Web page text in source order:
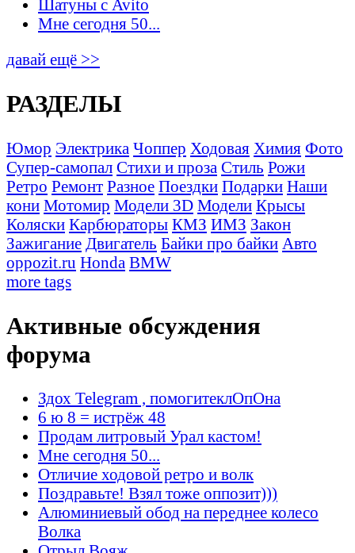
Шатуны с Avito
Мне сегодня 50...
давай ещё >>
РАЗДЕЛЫ
Юмор Электрика Чоппер Ходовая Химия Фото
Супер-самопал Стихи и проза Стиль Рожи
Ретро Ремонт Разное Поездки Подарки Наши
кони Мотомир Модели 3D Модели Крысы
Коляски Карбюраторы КМЗ ИМЗ Закон
Зажигание Двигатель Байки про байки Авто
oppozit.ru Honda BMW
more tags
Активные обсуждения
форума
Здох Telegram , помогитеклОпОна
6 ю 8 = истрёж 48
Продам литровый Урал кастом!
Мне сегодня 50...
Отличие ходовой ретро и волк
Поздравьте! Взял тоже оппозит)))
Алюминиевый обод на переднее колесо
Волка